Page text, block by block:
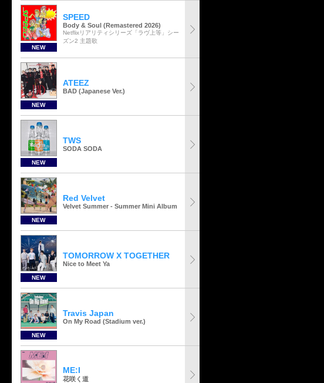
NEW
SPEED
Body & Soul (Remastered 2026)
Netflixリアリティシリーズ「ラヴ上等」シー
ズン2 主題歌
NEW
ATEEZ
BAD (Japanese Ver.)
NEW
TWS
SODA SODA
NEW
Red Velvet
Velvet Summer - Summer Mini Album
NEW
TOMORROW X TOGETHER
Nice to Meet Ya
NEW
Travis Japan
On My Road (Stadium ver.)
ME:I
花咲く道